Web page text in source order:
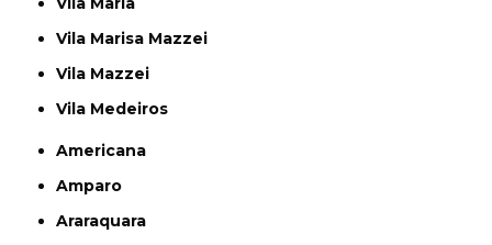
Vila Marisa Mazzei
Vila Mazzei
Vila Medeiros
Americana
Amparo
Araraquara